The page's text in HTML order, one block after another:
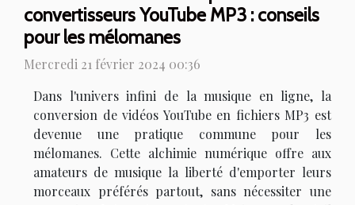
convertisseurs YouTube MP3 : conseils
pour les mélomanes
Mercredi 21 février 2024 00:36
Dans l'univers infini de la musique en ligne, la
conversion de vidéos YouTube en fichiers MP3 est
devenue une pratique commune pour les
mélomanes. Cette alchimie numérique offre aux
amateurs de musique la liberté d'emporter leurs
morceaux préférés partout, sans nécessiter une